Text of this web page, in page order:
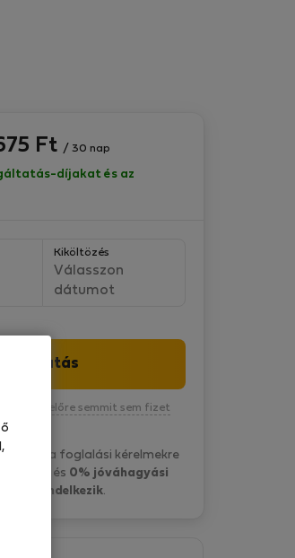
Ft / 30 nap
díjakat és az
Kiköltözés
Válasszon
dátumot
Folytatás
egyelőre semmit sem fizet
a foglalási kérelmekre
és 0% jóváhagyási
rendelkezik.